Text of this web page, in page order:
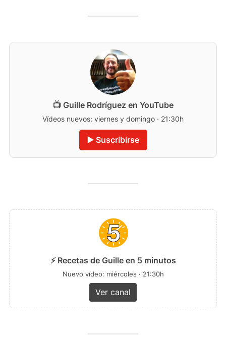
📺 Guille Rodríguez en YouTube
Vídeos nuevos: viernes y domingo · 21:30h
▶️ Suscribirse
⚡ Recetas de Guille en 5 minutos
Nuevo vídeo: miércoles · 21:30h
Ver canal